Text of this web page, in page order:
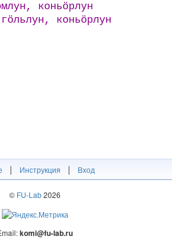
коньӧрлун
гӧльлун, коньӧрлун
| Инструкция | Вход
© FU-Lab2026
komi@fu-lab.ru